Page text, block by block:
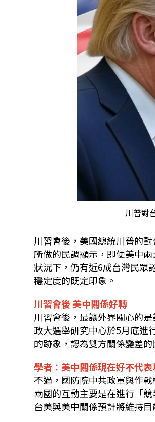
川普對
川習會後，美國總統川普的
所做的民調顯示，即便美中
狀況下，仍有近6成台灣民眾
穩定度的既定印象。
川習會後 美中關係好轉
川習會後，最讓外界關心的
政大選舉研究中心於5月底進
的跡象，認為雙方關係變差
學者：美中關係現在好不代表
不過，國防院中共政軍與作
兩國的互動主要是在進行「
台美與美中關係預計將維持